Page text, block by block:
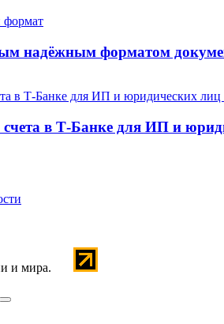
надёжным форматом
счета в Т-Банке для ИП и
и мира.